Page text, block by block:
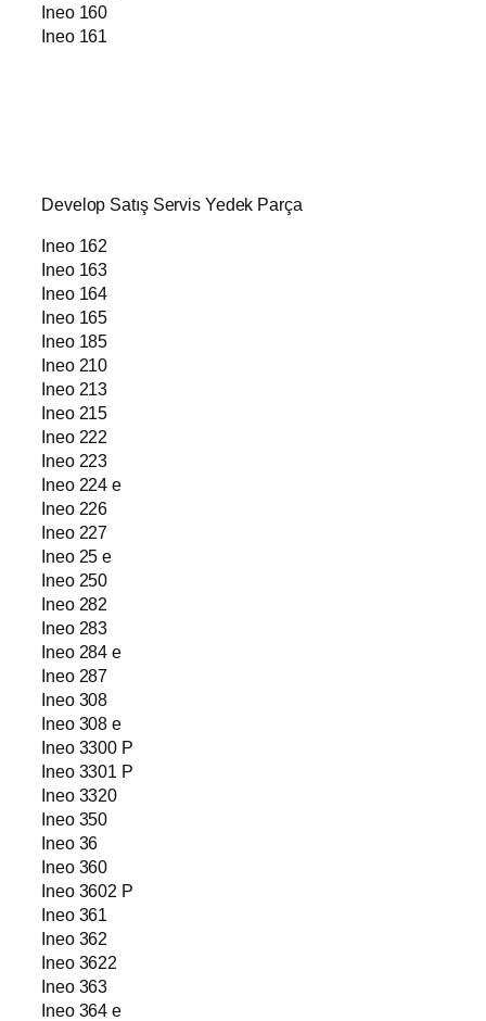
Ineo 160
Ineo 161
Develop Satış Servis Yedek Parça
Ineo 162
Ineo 163
Ineo 164
Ineo 165
Ineo 185
Ineo 210
Ineo 213
Ineo 215
Ineo 222
Ineo 223
Ineo 224 e
Ineo 226
Ineo 227
Ineo 25 e
Ineo 250
Ineo 282
Ineo 283
Ineo 284 e
Ineo 287
Ineo 308
Ineo 308 e
Ineo 3300 P
Ineo 3301 P
Ineo 3320
Ineo 350
Ineo 36
Ineo 360
Ineo 3602 P
Ineo 361
Ineo 362
Ineo 3622
Ineo 363
Ineo 364 e